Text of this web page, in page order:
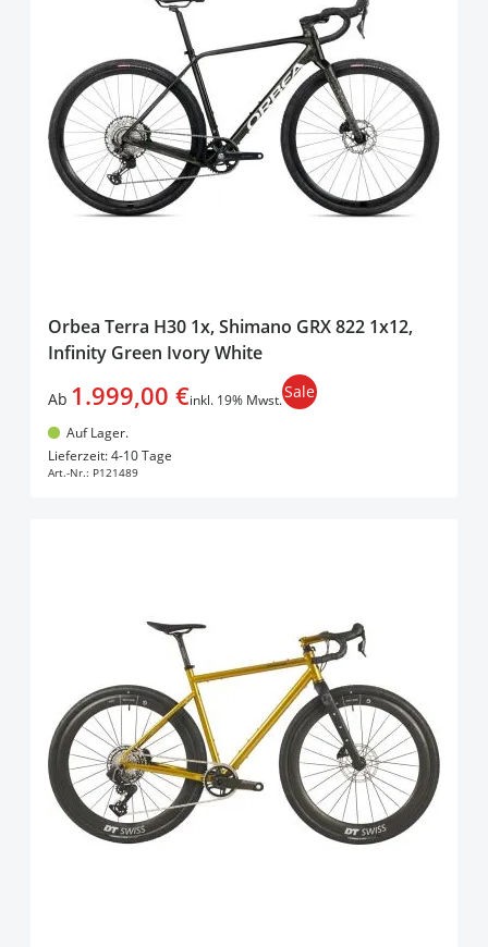
Orbea Terra H30 1x, Shimano GRX 822 1x12,
Infinity Green Ivory White
Ab 1.999,00 €inkl. 19% Mwst.Sale
Auf Lager.
Lieferzeit: 4-10 Tage
Art.-Nr.: P121489